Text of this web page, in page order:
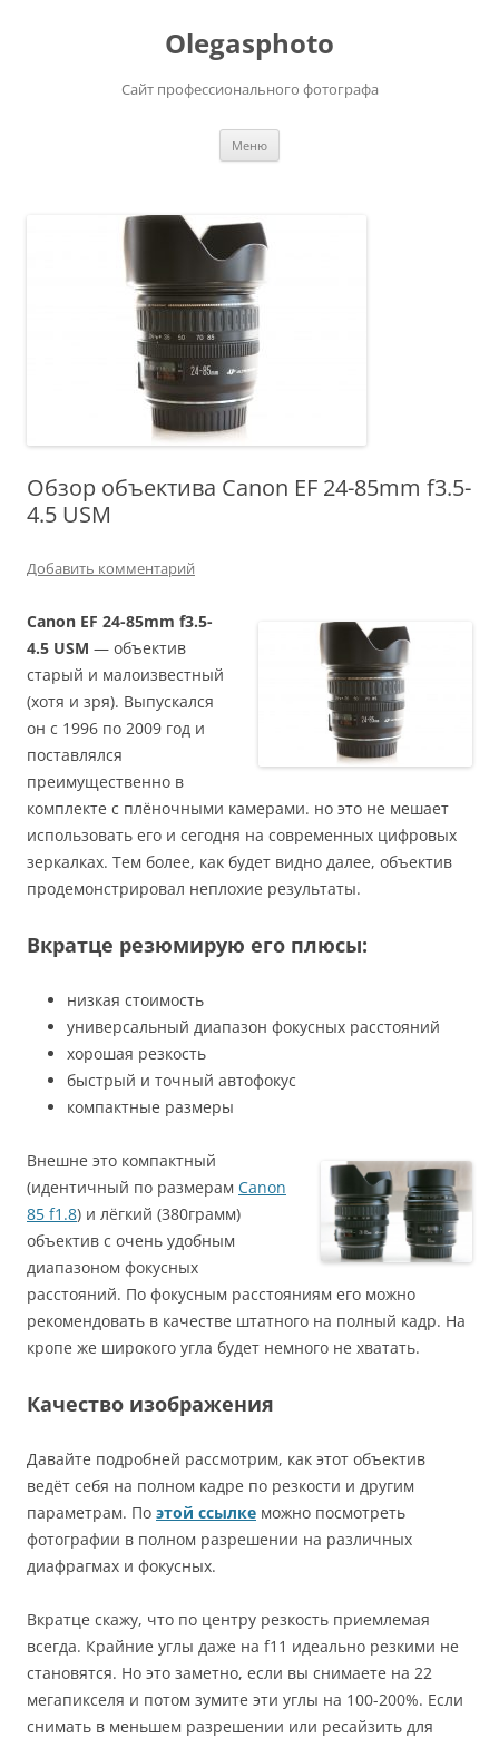
Olegasphoto
Сайт профессионального фотографа
Меню
Обзор объектива Canon EF 24-85mm f3.5-
4.5 USM
Добавить комментарий
Canon EF 24-85mm f3.5-
4.5 USM — объектив
старый и малоизвестный
(хотя и зря). Выпускался
он с 1996 по 2009 год и
поставлялся
преимущественно в
комплекте с плёночными камерами. но это не мешает
использовать его и сегодня на современных цифровых
зеркалках. Тем более, как будет видно далее, объектив
продемонстрировал неплохие результаты.
Вкратце резюмирую его плюсы:
низкая стоимость
универсальный диапазон фокусных расстояний
хорошая резкость
быстрый и точный автофокус
компактные размеры
Внешне это компактный
(идентичный по размерам Canon
85 f1.8) и лёгкий (380грамм)
объектив с очень удобным
диапазоном фокусных
расстояний. По фокусным расстояниям его можно
рекомендовать в качестве штатного на полный кадр. На
кропе же широкого угла будет немного не хватать.
Качество изображения
Давайте подробней рассмотрим, как этот объектив
ведёт себя на полном кадре по резкости и другим
параметрам. По этой ссылке можно посмотреть
фотографии в полном разрешении на различных
диафрагмах и фокусных.
Вкратце скажу, что по центру резкость приемлемая
всегда. Крайние углы даже на f11 идеально резкими не
становятся. Но это заметно, если вы снимаете на 22
мегапикселя и потом зумите эти углы на 100-200%. Если
снимать в меньшем разрешении или ресайзить для